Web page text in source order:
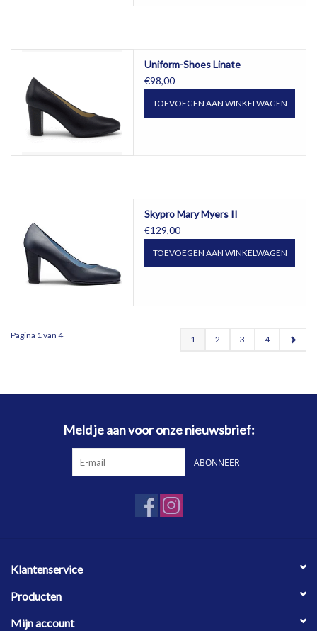
Uniform-Shoes Linate
€98,00
TOEVOEGEN AAN WINKELWAGEN
Skypro Mary Myers II
€129,00
TOEVOEGEN AAN WINKELWAGEN
Pagina 1 van 4 1 2 3 4
Meld je aan voor onze nieuwsbrief:
ABONNEER
Klantenservice
Producten
Mijn account